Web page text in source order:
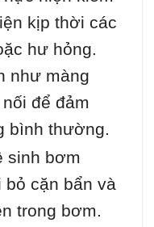
kịp thời các
hư hỏng.
như màng
để đảm
bình thường.
sinh bơm
bỏ cặn bẩn và
trong bơm.